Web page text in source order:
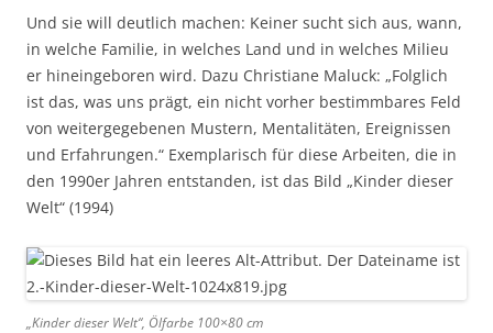
Und sie will deutlich machen: Keiner sucht sich aus, wann,
in welche Familie, in welches Land und in welches Milieu
er hineingeboren wird. Dazu Christiane Maluck: „Folglich
ist das, was uns prägt, ein nicht vorher bestimmbares Feld
von weitergegebenen Mustern, Mentalitäten, Ereignissen
und Erfahrungen.“ Exemplarisch für diese Arbeiten, die in
den 1990er Jahren entstanden, ist das Bild „Kinder dieser
Welt“ (1994)
„Kinder dieser Welt“, Ölfarbe 100×80 cm